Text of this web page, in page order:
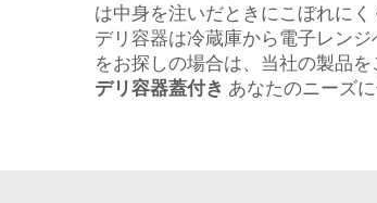
は中身を注いだときにこぼれに
デリ容器は冷蔵庫から電子レン
をお探しの場合は、当社の製品を
デリ容器蓋付き あなたのニーズに